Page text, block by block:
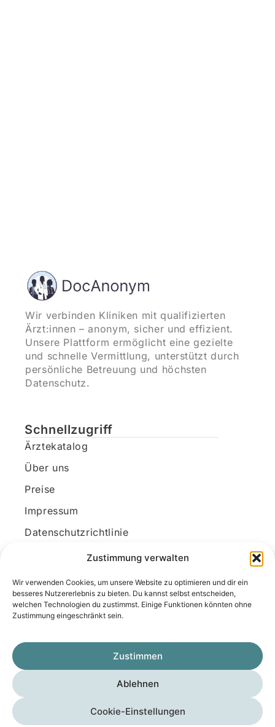
Zustimmung verwalten
Wir verwenden Cookies, um unsere Website zu optimieren und dir ein
besseres Nutzererlebnis zu bieten. Du kannst selbst entscheiden,
welchen Technologien du zustimmst. Einige Funktionen könnten ohne
Zustimmung eingeschränkt sein.
Zustimmen
Ablehnen
Cookie-Einstellungen
Wir verbinden Kliniken mit qualifizierten
Ärzt:innen – anonym, sicher und effizient.
Unsere Plattform ermöglicht eine gezielte
und schnelle Vermittlung, unterstützt durch
persönliche Betreuung und höchsten
Datenschutz.
Schnellzugriff
Ärztekatalog
Über uns
Preise
Impressum
Datenschutzrichtlinie
Kundenkonto
Unsere Kontaktdaten
E-Mail: kontakt@docanonym.com
am Traunsee, Österreich